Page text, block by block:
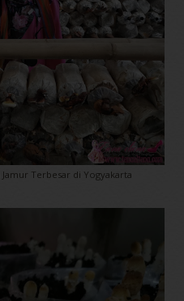
Terbesar di Yogyakarta